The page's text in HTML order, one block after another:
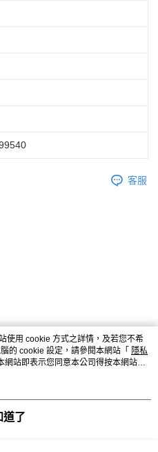
客服
使用 cookie 方式之詳情，及若您不希
的 cookie 設定，請參閱本網站「 隱私
網站即表示您同意本公司得按本網站使
道了